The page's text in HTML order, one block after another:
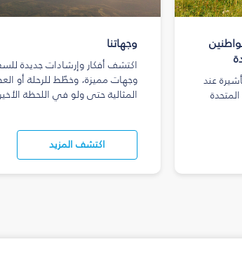
عند
وجهاتنا
اكتشف أفكار وإرشادات جديدة
وجهات مميزة، وخطّط للرحلة أو
المثالية حتى ولو في اللحظة
اكتشف المزيد